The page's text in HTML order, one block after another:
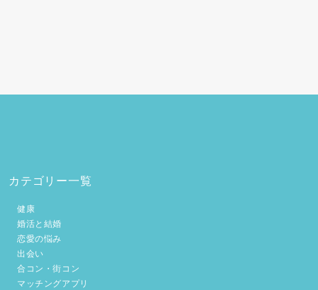
カテゴリー一覧
健康
婚活と結婚
恋愛の悩み
出会い
合コン・街コン
マッチングアプリ